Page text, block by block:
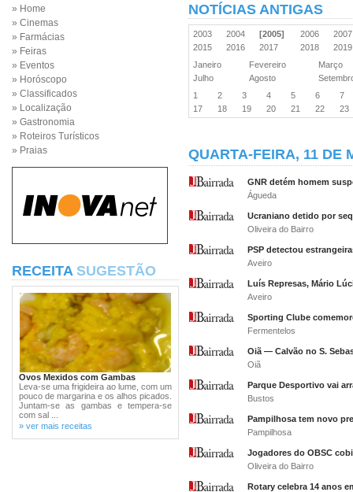
» Home
» Cinemas
» Farmácias
» Feiras
» Eventos
» Horóscopo
» Classificados
» Localização
» Gastronomia
» Roteiros Turísticos
» Praias
RECEITA SUGESTÃO
Ovos Mexidos com Gambas
Leva-se uma frigideira ao lume, com um
pouco de margarina e os alhos picados.
Juntam-se as gambas e tempera-se
com sal ...
» ver mais receitas
NOTÍCIAS ANTIGAS
2003 2004 [2005] 2006
2015
2016 2017 2018
Janeiro
Fevereiro
Março
Julho
Agosto
1
2 3 4 5 6
7
17
18 19 20 21 22 23
QUARTA-FEIRA, 11 DE
GNR detém homem
Águeda
Ucraniano detido por
Oliveira do Bairro
PSP detectou
Aveiro
Luís Represas, Mário
Aveiro
Sporting Clube
Fermentelos
Oiã — Calvão no S.
Oiã
Parque Desportivo vai
Bustos
Pampilhosa tem novo
Pampilhosa
Jogadores do OBSC
Oliveira do Bairro
Rotary celebra 14 anos